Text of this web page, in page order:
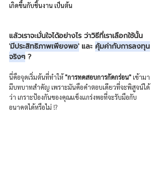
เกิดขึ้นกับชิ้นงาน เป็นต้น
แล้วเราจะมั่นใจได้อย่างไร ว่าวิธีที่เราเลือกใช้นั้น
'มีประสิทธิภาพเพียงพอ' และ คุ้มค่ากับการลงทุน
จริงๆ ?
นี่คือจุดเริ่มต้นที่ทำให้ "การทดสอบการกัดกร่อน" เข้ามา
มีบทบาทสำคัญ เพราะมันคือคำตอบเดียวที่จะพิสูจน์ได้
ว่า เกราะป้องกันของคุณแข็งแกร่งพอที่จะรับมือกับ
อนาคตได้หรือไม่ !?